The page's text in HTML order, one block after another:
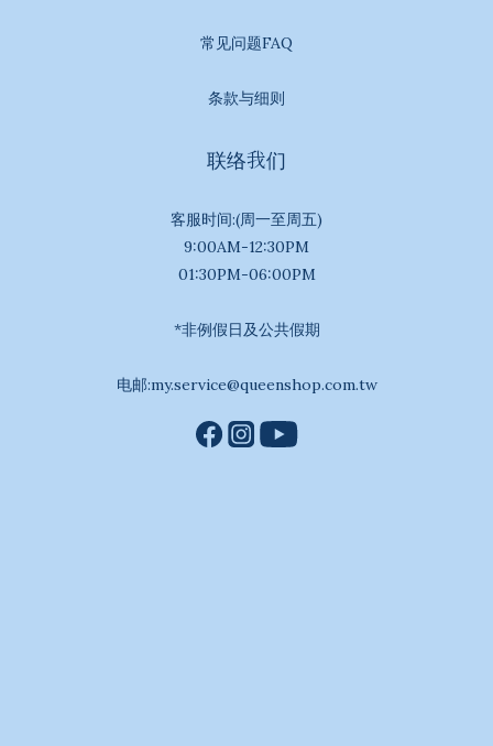
常见问题FAQ
条款与细则
联络我们
客服时间:(周一至周五)
9:00AM-12:30PM
01:30PM-06:00PM
*非例假日及公共假期
电邮:my.service@queenshop.com.tw